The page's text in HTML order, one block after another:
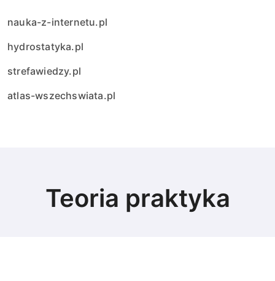
nauka-z-internetu.pl
hydrostatyka.pl
strefawiedzy.pl
atlas-wszechswiata.pl
Teoria praktyka